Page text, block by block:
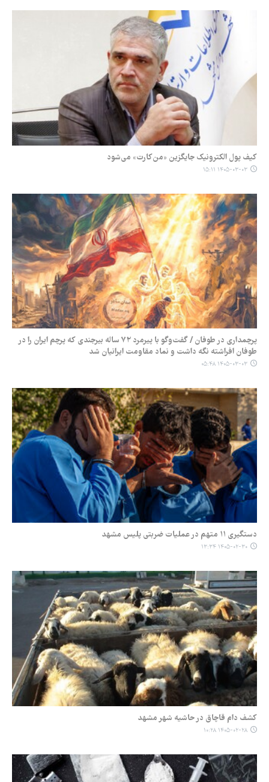
کیف پول الکترونیک جایگزین «من‌کارت» می‌شود
۱۴۰۵-۰۳-۰۳ ۱۵:۱۱
پرچمداری در طوفان / گفت‌وگو با پیرمرد ۷۲ ساله بیرجندی که پرچم ایران را در
طوفان افراشته نگه داشت و نماد مقاومت ایرانیان شد
۱۴۰۵-۰۳-۰۳ ۰۵:۴۸
دستگیری ۱۱ متهم در عملیات ضربتی پلیس مشهد
۱۴۰۵-۰۲-۳۰ ۱۳:۳۴
کشف دام قاچاق در حاشیه شهر مشهد
۱۴۰۵-۰۲-۲۸ ۱۰:۲۸